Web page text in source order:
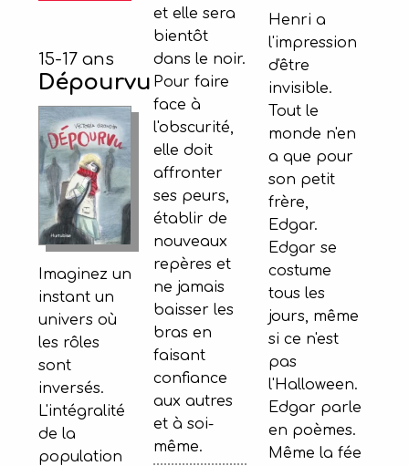
15-17 ans
Dépourvu
Imaginez un
instant un
univers où
les rôles
sont
inversés.
L'intégralité
de la
population
et elle sera
bientôt
dans le noir.
Pour faire
face à
l'obscurité,
elle doit
affronter
ses peurs,
établir de
nouveaux
repères et
ne jamais
baisser les
bras en
faisant
confiance
aux autres
et à soi-
même.
Henri a
l'impression
d'être
invisible.
Tout le
monde n'en
a que pour
son petit
frère,
Edgar.
Edgar se
costume
tous les
jours, même
si ce n'est
pas
l'Halloween.
Edgar parle
en poèmes.
Même la fée